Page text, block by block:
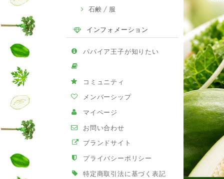
石鹸 / 服
インフォメーション
パパイア王子が知りたい
コミュニティ
メンバーシップ
マイページ
お問い合わせ
ブランドサイト
プライバシーポリシー
特定商取引法に基づく表記